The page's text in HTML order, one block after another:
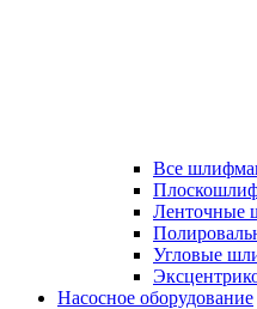
Все
Ленточные
Угловые
Насосное оборудование